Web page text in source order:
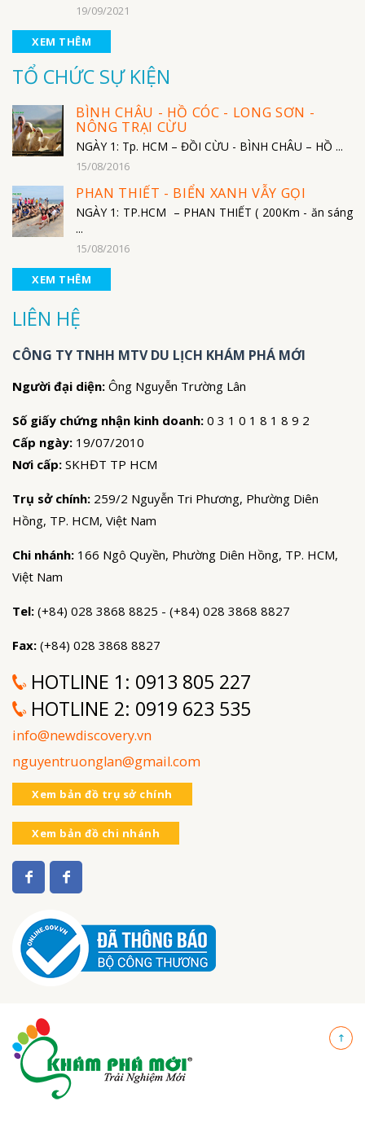
19/09/2021
XEM THÊM
TỔ CHỨC SỰ KIỆN
BÌNH CHÂU - HỒ CÓC - LONG SƠN -
NÔNG TRẠI CỪU
NGÀY 1: Tp. HCM – ĐỒI CỪU - BÌNH CHÂU – HỒ ...
15/08/2016
PHAN THIẾT - BIỂN XANH VẪY GỌI
NGÀY 1: TP.HCM – PHAN THIẾT ( 200Km - ăn sáng
...
15/08/2016
XEM THÊM
LIÊN HỆ
CÔNG TY TNHH MTV DU LỊCH KHÁM PHÁ MỚI
Người đại diện: Ông Nguyễn Trường Lân
Số giấy chứng nhận kinh doanh: 0 3 1 0 1 8 1 8 9 2
Cấp ngày: 19/07/2010
Nơi cấp: SKHĐT TP HCM
Trụ sở chính: 259/2 Nguyễn Tri Phương, Phường Diên
Hồng, TP. HCM, Việt Nam
Chi nhánh: 166 Ngô Quyền, Phường Diên Hồng, TP. HCM,
Việt Nam
Tel: (+84) 028 3868 8825 - (+84) 028 3868 8827
Fax: (+84) 028 3868 8827
HOTLINE 1: 0913 805 227
HOTLINE 2: 0919 623 535
info@newdiscovery.vn
nguyentruonglan@gmail.com
Xem bản đồ trụ sở chính
Xem bản đồ chi nhánh